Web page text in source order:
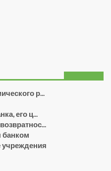
р...
его ц...
банком